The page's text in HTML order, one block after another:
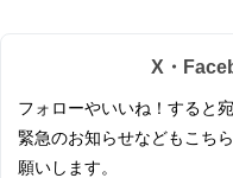
X・
フォローやいいね！すると
緊急のお知らせなどもこち
願いします。